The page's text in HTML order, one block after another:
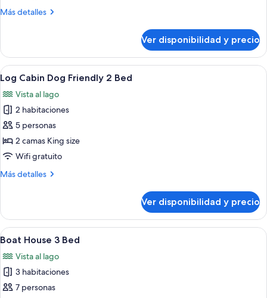
Bed
Más detalles
Más
Cabin
Bed
Ver disponibilidad y precio
Ver
todas
las
fotos
de
Log
Cabin
Friendly
3
Log Cabin Dog Friendly 2 Bed
Vista al lago
2 habitaciones
5 personas
2 camas King size
Wifi gratuito
Más detalles
Más
Cabin
Dog
Friendly
Bed
Ver disponibilidad y precio
Ver
todas
las
fotos
de
3
Boat House 3 Bed
Vista al lago
3 habitaciones
7 personas